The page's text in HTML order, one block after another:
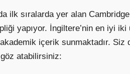
ilk sıralarda yer alan
yapıyor. İngiltere’nin en iyi
içerik sunmaktadır. Siz
atabilirsiniz: